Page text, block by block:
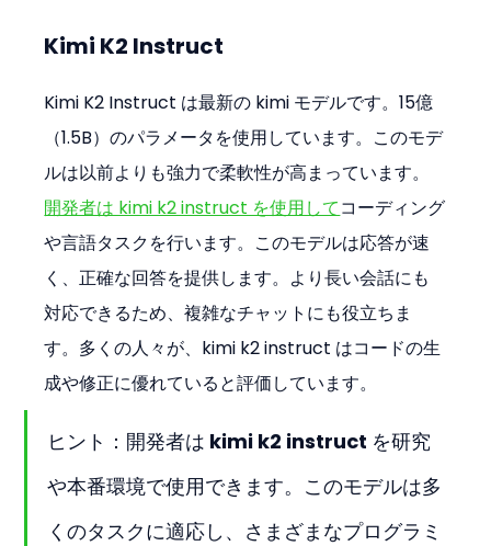
Kimi K2 Instruct
Kimi K2 Instruct は最新の kimi モデルです。15億
（1.5B）のパラメータを使用しています。このモデ
ルは以前よりも強力で柔軟性が高まっています。
開発者は kimi k2 instruct を使用してコーディング
や言語タスクを行います。このモデルは応答が速
く、正確な回答を提供します。より長い会話にも
対応できるため、複雑なチャットにも役立ちま
す。多くの人々が、kimi k2 instruct はコードの生
成や修正に優れていると評価しています。
ヒント：開発者は kimi k2 instruct を研究
や本番環境で使用できます。このモデルは多
くのタスクに適応し、さまざまなプログラミ